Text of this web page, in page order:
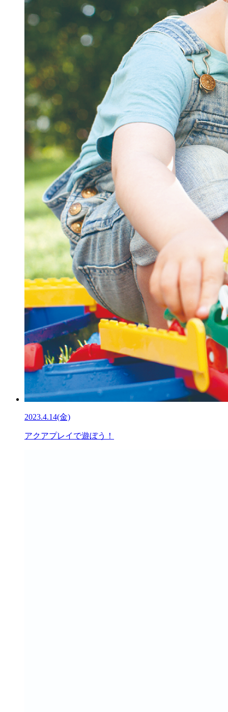
2023.4.14(金)
アクアプレイで遊ぼう！